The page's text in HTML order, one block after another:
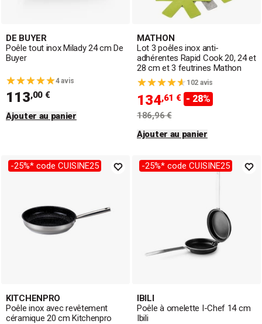
DE BUYER
Poêle tout inox Milady 24 cm De
Buyer
4 avis
113,00 €
Ajouter au panier
MATHON
Lot 3 poêles inox anti-
adhérentes Rapid Cook 20, 24 et
28 cm et 3 feutrines Mathon
102 avis
134,61 € - 28%
186,96 €
Ajouter au panier
-25%* code CUISINE25
KITCHENPRO
Poêle inox avec revêtement
céramique 20 cm Kitchenpro
-25%* code CUISINE25
IBILI
Poêle à omelette I-Chef 14 cm
Ibili